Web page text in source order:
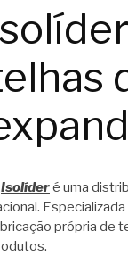
Isolíderé uma
própria de